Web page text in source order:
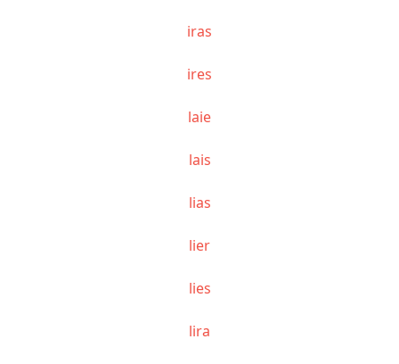
iras
ires
laie
lais
lias
lier
lies
lira